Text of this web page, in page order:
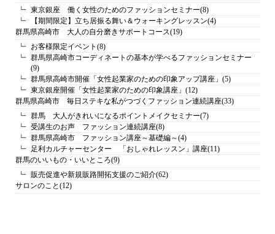
東京銀座 働く女性のためのファッションセミナー(8)
【期間限定】立ち居振る舞い＆ウォーキングレッスン(4)
群馬県高崎市 大人の自分磨きサポートコース(19)
お客様限定イベント (8)
群馬県高崎市コーディネートの基本が学べるファッションセミナー
(9)
群馬県高崎市開催「女性起業家のための印象アップ講座」 (5)
東京銀座開催「女性起業家のための印象講座」 (12)
群馬県高崎市 毎日ステキな私がつづくファッション連続講座(33)
群馬 大人がきれいになるポイントメイクセミナー(7)
受講生のお声 ファッション連続講座(8)
群馬県高崎市 ファッション講座～基礎編～(4)
足利カルチャーセンター 「おしゃれレッスン」講座(11)
群馬のいいもの・いいところ(9)
販売促進や新規販路開拓支援のご紹介(62)
サロンのこと(12)